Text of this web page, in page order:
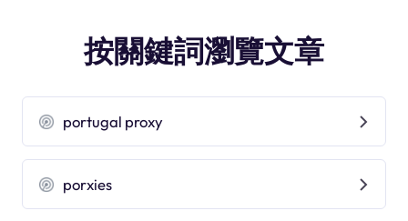
按關鍵詞瀏覽文章
portugal proxy
porxies